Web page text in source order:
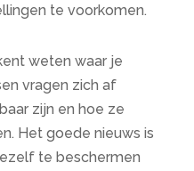
te voorkomen.
weten waar je
vragen zich af
zijn en hoe ze
Het goede nieuws is
te beschermen